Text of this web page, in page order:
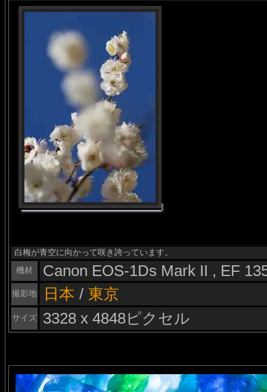
白梅が青空に向かって咲き誇っています。
機材
Canon EOS-1Ds Mark II , EF
撮影地 日本 / 東京
サイズ 3328 x 4848ピクセル